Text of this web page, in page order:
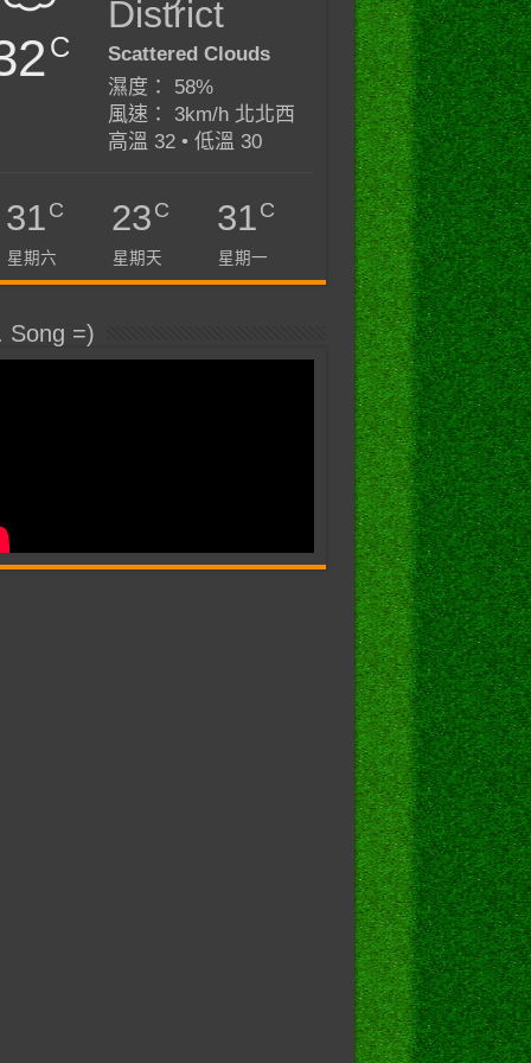
C
District
Scattered Clouds
濕度： 58%
風速： 3km/h 北北西
高溫 32 • 低溫 30
31C
星期六
23C
星期天
31C
星期一
Song =)